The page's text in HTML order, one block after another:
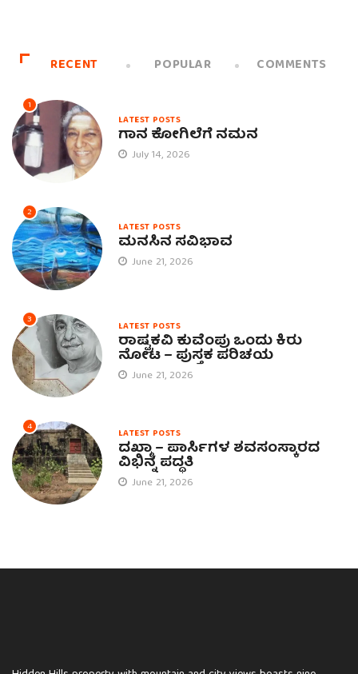
RECENT POPULAR COMMENTS
1
LATEST POSTS
ಗಾನ ಕೋಗಿಲೆಗೆ ನಮನ
July 14, 2026
2
LATEST POSTS
ಮನಸಿನ ಸವಿಭಾವ
June 21, 2026
3 LATEST POSTS
ರಾಷ್ಟ್ರಕವಿ ಕುವೆಂಪು ಒಂದು ಕಿರು
ನೋಟ – ಪುಸ್ತಕ ಪರಿಚಯ
June 21, 2026
4 LATEST POSTS
ದಖ್ಮಾ – ಪಾರ್ಸಿಗಳ ಶವಸಂಸ್ಕಾರದ
ವಿಭಿನ್ನ ಪದ್ಧತಿ
June 21, 2026